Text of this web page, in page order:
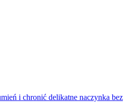
i chronić delikatne naczynka bez